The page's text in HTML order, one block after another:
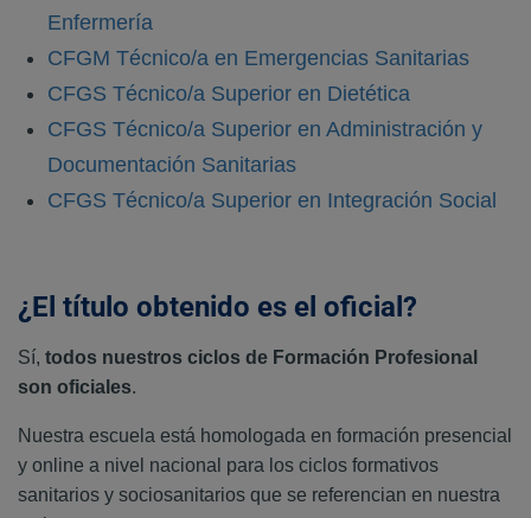
Enfermería
CFGM Técnico/a en Emergencias Sanitarias
CFGS Técnico/a Superior en Dietética
CFGS Técnico/a Superior en Administración y
Documentación Sanitarias
CFGS Técnico/a Superior en Integración Social
¿El título obtenido es el oficial?
Sí, todos nuestros ciclos de Formación Profesional
son oficiales.
Nuestra escuela está homologada en formación presencial
y online a nivel nacional para los ciclos formativos
sanitarios y sociosanitarios que se referencian en nuestra